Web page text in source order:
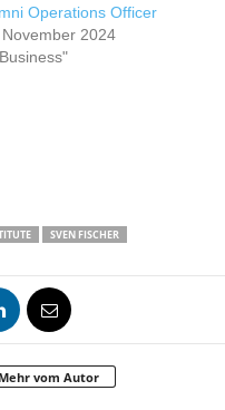
Operations Officer
2024
SVEN FISCHER
Mehr vom Autor